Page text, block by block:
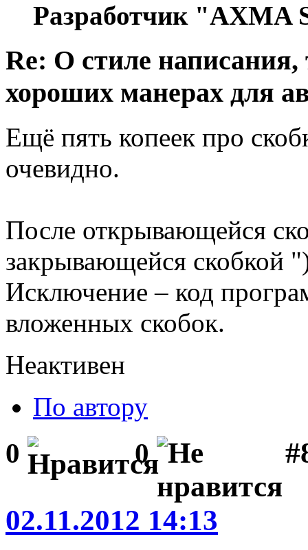
Разработчик "AXMA
Re: О стиле
хороших манерах для
Ещё пять копеек про
очевидно.
После открывающейся
закрывающейся скобкой
Исключение – код
вложенных скобок.
Неактивен
По автору
0 0
02.11.2012 14:13